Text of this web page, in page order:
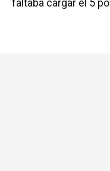
faltaba cargar el 5